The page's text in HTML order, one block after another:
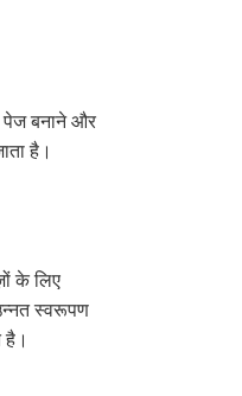
पेज बनाने और
है।
के लिए
स्वरूपण
है।